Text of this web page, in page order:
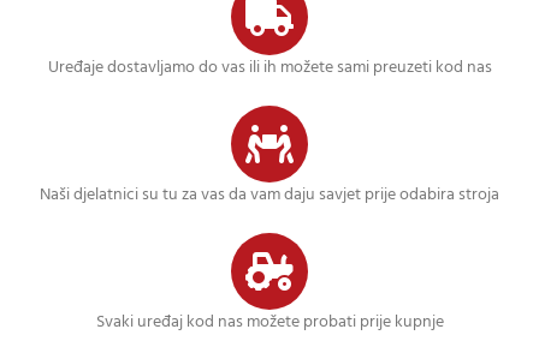
Uređaje dostavljamo do vas ili ih možete sami preuzeti kod nas
Naši djelatnici su tu za vas da vam daju savjet prije odabira stroja
Svaki uređaj kod nas možete probati prije kupnje